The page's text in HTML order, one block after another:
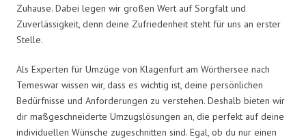
Zuhause. Dabei legen wir großen Wert auf Sorgfalt und
Zuverlässigkeit, denn deine Zufriedenheit steht für uns an erster
Stelle.
Als Experten für Umzüge von Klagenfurt am Wörthersee nach
Temeswar wissen wir, dass es wichtig ist, deine persönlichen
Bedürfnisse und Anforderungen zu verstehen. Deshalb bieten wir
dir maßgeschneiderte Umzugslösungen an, die perfekt auf deine
individuellen Wünsche zugeschnitten sind. Egal, ob du nur einen